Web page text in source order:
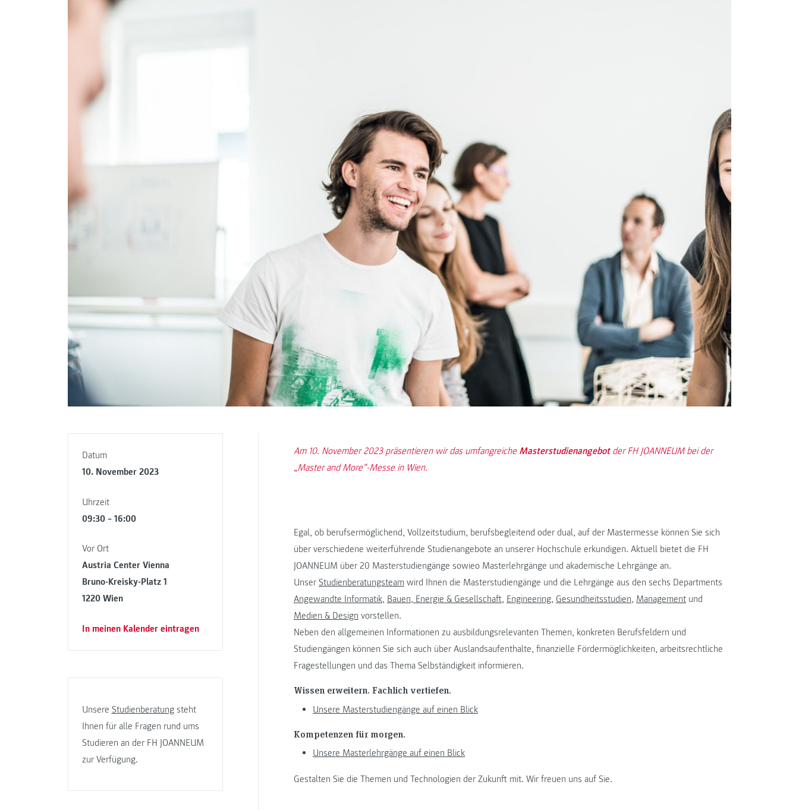
Datum
10. November 2023
Uhrzeit
09:30 – 16:00
Vor Ort
Austria Center Vienna
Bruno-Kreisky-Platz 1
1220 Wien
In meinen Kalender eintragen
Unsere Studienberatungsteht
Ihnen für alle Fragen rund ums
Studieren an der FH JOANNEUM
zur Verfügung.
Am 10. November 2023 präsentieren wir das umfangreiche Masterstudienangebotder FH JOANNEUM bei der
„Master and More“-Messe in Wien.
Egal, ob berufsermöglichend, Vollzeitstudium, berufsbegleitend oder dual, auf der Mastermesse können Sie sich
über verschiedene weiterführende Studienangebote an unserer Hochschule erkundigen. Aktuell bietet die FH
JOANNEUM über 20 Masterstudiengänge sowieo Masterlehrgänge und akademische Lehrgänge an.
Unser Studienberatungsteam wird Ihnen die Masterstudiengänge und die Lehrgänge aus den sechs Departments
Angewandte Informatik, Bauen, Energie & Gesellschaft, Engineering, Gesundheitsstudien, Management und
Medien & Design vorstellen.
Neben den allgemeinen Informationen zu ausbildungsrelevanten Themen, konkreten Berufsfeldern und
Studiengängen können Sie sich auch über Auslandsaufenthalte, finanzielle Fördermöglichkeiten, arbeitsrechtliche
Fragestellungen und das Thema Selbständigkeit informieren.
Wissen erweitern. Fachlich vertiefen.
Unsere Masterstudiengänge auf einen Blick
Kompetenzen für morgen.
Unsere Masterlehrgänge auf einen Blick
Gestalten Sie die Themen und Technologien der Zukunft mit. Wir freuen uns auf Sie.